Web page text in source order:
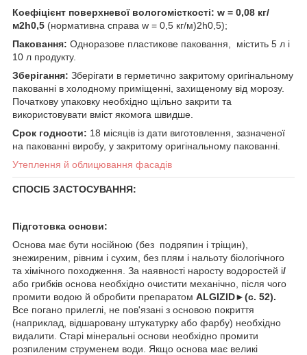
Коефіцієнт поверхневої вологомісткості: w = 0,08 кг/
м2h0,5 (нормативна справа w = 0,5 кг/м)2h0,5);
Паковання: Одноразове пластикове паковання, містить 5 л і
10 л продукту.
Зберігання: Зберігати в герметично закритому оригінальному
пакованні в холодному приміщенні, захищеному від морозу.
Початкову упаковку необхідно щільно закрити та
використовувати вміст якомога швидше.
Срок годности: 18 місяців із дати виготовлення, зазначеної
на пакованні виробу, у закритому оригінальному пакованні.
Утеплення й облицювання фасадів
СПОСІБ ЗАСТОСУВАННЯ:
Підготовка основи:
Основа має бути носійною (без подряпин і тріщин),
знежиреним, рівним і сухим, без плям і нальоту біологічного
та хімічного походження. За наявності наросту водоростей і/
або грибків основа необхідно очистити механічно, після чого
промити водою й обробити препаратом ALGIZID►(с. 52).
Все погано прилеглі, не пов'язані з основою покриття
(наприклад, відшаровану штукатурку або фарбу) необхідно
видалити. Старі мінеральні основи необхідно промити
розпиленим струменем води. Якщо основа має великі